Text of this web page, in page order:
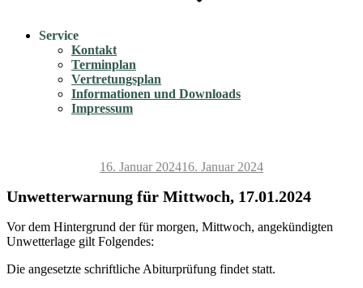
Service
Kontakt
Terminplan
Vertretungsplan
Informationen und Downloads
Impressum
Veröffentlicht
16. Januar 202416. Januar 2024
Unwetterwarnung für Mittwoch, 17.01.2024
Vor dem Hintergrund der für morgen, Mittwoch, angekündigten
Unwetterlage gilt Folgendes:
Die angesetzte schriftliche Abiturprüfung findet statt.